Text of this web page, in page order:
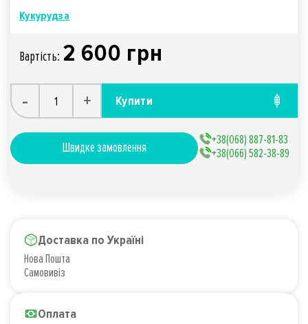
Кукурудза
Вартiсть: 2 600 грн
- + Купити
Швидке замовлення
+38(068) 887-81-83
+38(066) 582-38-89
Доставка по Україні
Нова Пошта
Самовивіз
Оплата